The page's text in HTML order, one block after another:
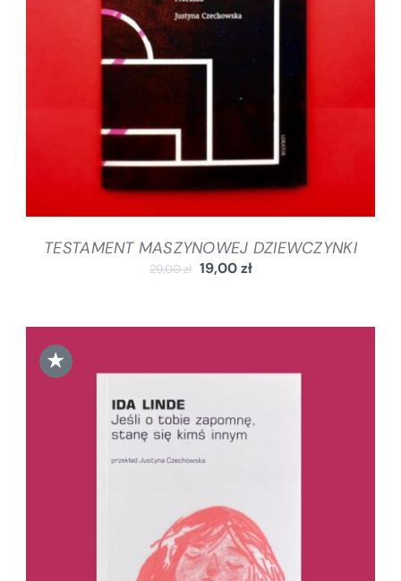
DODAJ DO KOSZYKA / SZCZEGÓŁY
TESTAMENT MASZYNOWEJ DZIEWCZYNKI
29,00zł 19,00zł
★
DODAJ DO KOSZYKA / SZCZEGÓŁY